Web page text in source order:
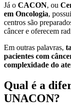
Já o CACON, ou
em Oncologia,
centros são
câncer e oferecem
Em outras palavras,
pacientes com
complexidade do
Qual é a
UNACON?